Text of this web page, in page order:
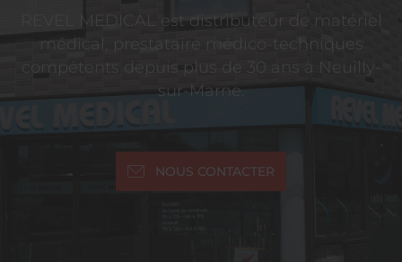
REVEL MEDICAL est distributeur de matériel
médical, prestataire médico-techniques
compétents depuis plus de 30 ans à Neuilly-
sur-Marne.
NOUS CONTACTER